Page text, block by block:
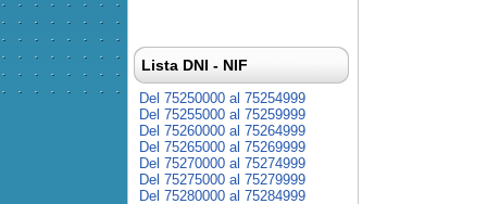
Lista DNI - NIF
Del 75250000 al 75254999
Del 75255000 al 75259999
Del 75260000 al 75264999
Del 75265000 al 75269999
Del 75270000 al 75274999
Del 75275000 al 75279999
Del 75280000 al 75284999